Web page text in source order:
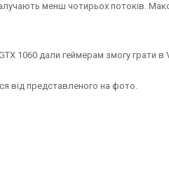
менш чотирьох потоків.
1060 дали геймерам змогу грати в
від представленого на фото.